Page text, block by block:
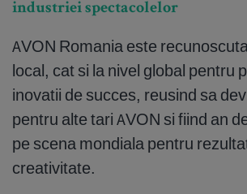
industriei spectacolelor
AVON Romania este
local, cat si la nivel global pentru
inovatii de succes, reusind sa
pentru alte tari AVON si fiind an
pe scena mondiala pentru
creativitate.